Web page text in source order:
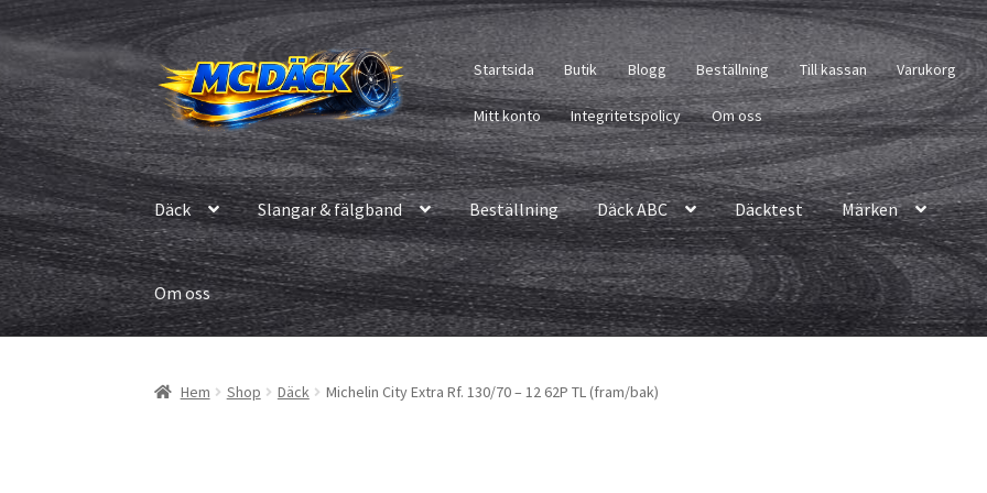
Hoppa
till
navigering
Hoppa
till
innehåll
Startsida Butik Blogg Beställning Till kassan Varukorg
Mitt konto Integritetspolicy Om oss
Däck Slangar & fälgband Beställning Däck ABC Däcktest Märken
Om oss
Hem Shop Däck Michelin City Extra Rf. 130/70 – 12 62P TL (fram/bak)